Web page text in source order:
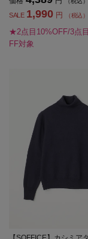
SALE 1,990 円 （税込）
★2点目10%OFF/3点
FF対象